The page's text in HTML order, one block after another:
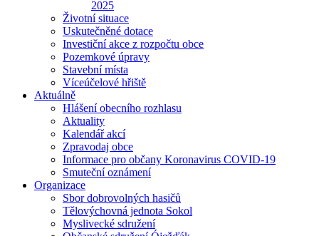
2025
Životní situace
Uskutečněné dotace
Investiční akce z rozpočtu obce
Pozemkové úpravy
Stavební místa
Víceúčelové hřiště
Aktuálně
Hlášení obecního rozhlasu
Aktuality
Kalendář akcí
Zpravodaj obce
Informace pro občany Koronavirus COVID-19
Smuteční oznámení
Organizace
Sbor dobrovolných hasičů
Tělovýchovná jednota Sokol
Myslivecké sdružení